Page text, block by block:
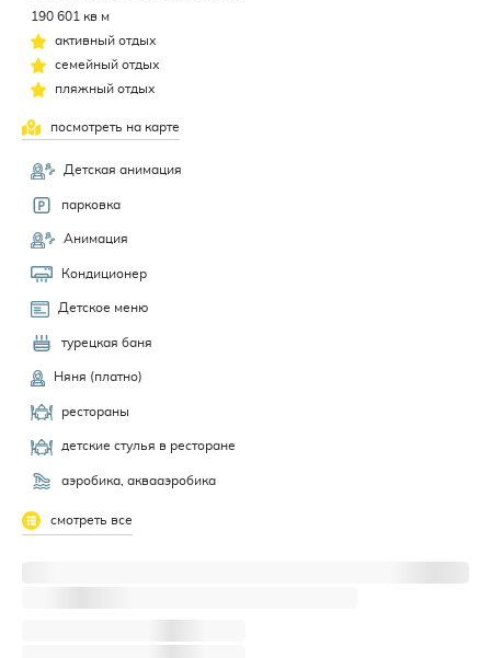
190 601 кв м
активный отдых
семейный отдых
пляжный отдых
посмотреть на карте
Детская анимация
парковка
Анимация
Кондиционер
Детское меню
турецкая баня
Няня (платно)
рестораны
детские стулья в ресторане
аэробика, аквааэробика
смотреть все